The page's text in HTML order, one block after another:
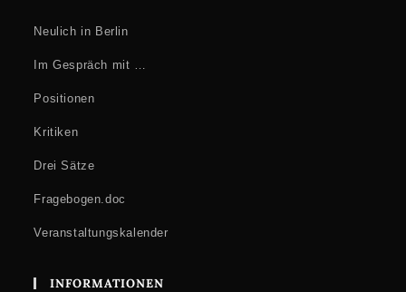
Neulich in Berlin
Im Gespräch mit …
Positionen
Kritiken
Drei Sätze
Fragebogen.doc
Veranstaltungskalender
INFORMATIONEN